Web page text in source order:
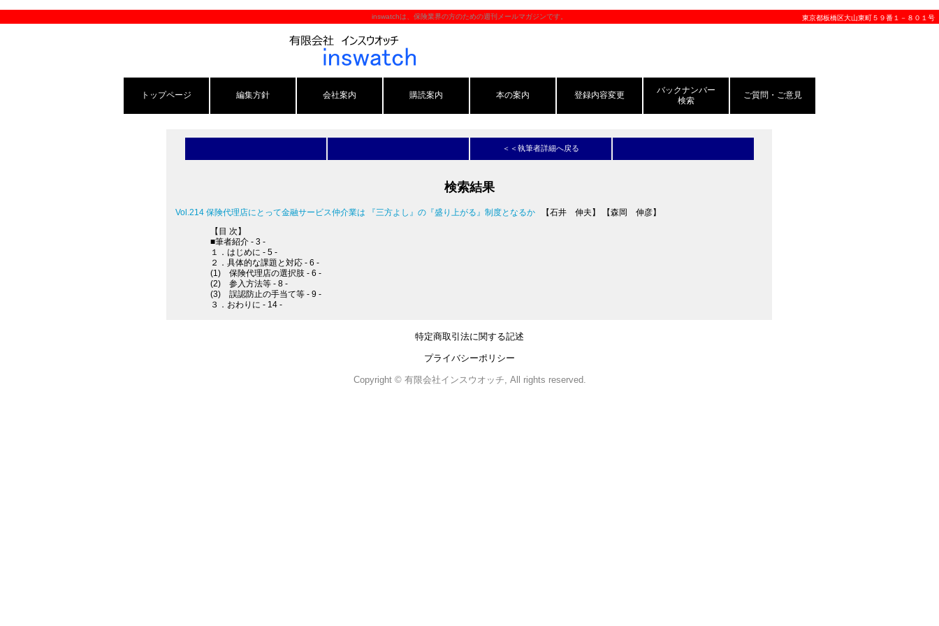
inswatchは、保険業界の方のための週刊メールマガジンです。 東京都板橋区大山東町５９番１－８０１号
トップページ 編集方針 会社案内 購読案内 本の案内 登録内容変更
バックナンバー
検索
ご質問・ご意見
＜＜執筆者詳細へ戻る
検索結果
Vol.214 保険代理店にとって金融サービス仲介業は 『三方よし』の『盛り上がる』制度となるか 【石井 伸夫】 【森岡 伸彦】
【目 次】
■筆者紹介 - 3 -
１．はじめに - 5 -
２．具体的な課題と対応 - 6 -
(1) 保険代理店の選択肢 - 6 -
(2) 参入方法等 - 8 -
(3) 誤認防止の手当て等 - 9 -
３．おわりに - 14 -
特定商取引法に関する記述
プライバシーポリシー
Copyright © 有限会社インスウオッチ, All rights reserved.